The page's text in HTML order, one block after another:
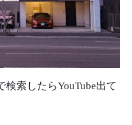
検索したらYouTube出て